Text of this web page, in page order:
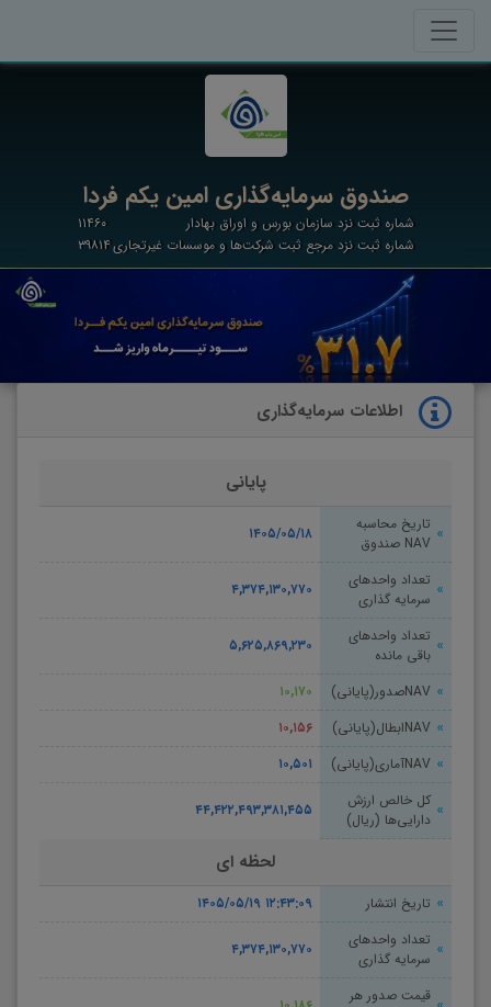
صندوق سرمایه‌گذاری امین یکم فردا
شماره ثبت نزد سازمان بورس و اوراق بهادار
۱۱۴۶۰
شماره ثبت نزد مرجع ثبت شرکت‌ها و موسسات غیرتجاری۳۹۸۱۴
اطلاعات سرمایه‌گذاری
پایانی
تاریخ محاسبه
NAV صندوق
۱۴۰۵/۰۵/۱۸
تعداد واحدهای
سرمایه گذاری
۴,۳۷۴,۱۳۰,۷۷۰
تعداد واحدهای
باقی مانده
۵,۶۲۵,۸۶۹,۲۳۰
NAVصدور(پایانی)
۱۰,۱۷۰
NAVابطال(پایانی)
۱۰,۱۵۶
NAVآماری(پایانی)
۱۰,۵۰۱
کل خالص ارزش
دارایی‌ها (ریال)
۴۴,۴۲۲,۴۹۳,۳۸۱,۴۵۵
لحظه ای
تاریخ انتشار
۱۴۰۵/۰۵/۱۹ ۱۲:۴۳:۰۹
تعداد واحدهای
سرمایه گذاری
۴,۳۷۴,۱۳۰,۷۷۰
قیمت صدور هر